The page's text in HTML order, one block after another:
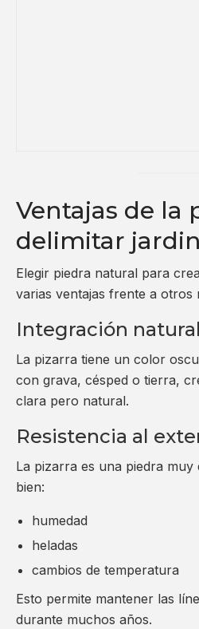
Ventajas de la
delimitar
Elegir piedra natural para
varias ventajas frente a otros
Integración
La pizarra tiene un color
con grava, césped o tierra,
clara pero natural.
Resistencia al
La pizarra es una piedra
bien:
humedad
heladas
cambios de temperatura
Esto permite mantener las
durante muchos años.